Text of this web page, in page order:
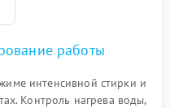
работы
интенсивной стирки и
Контроль нагрева воды,